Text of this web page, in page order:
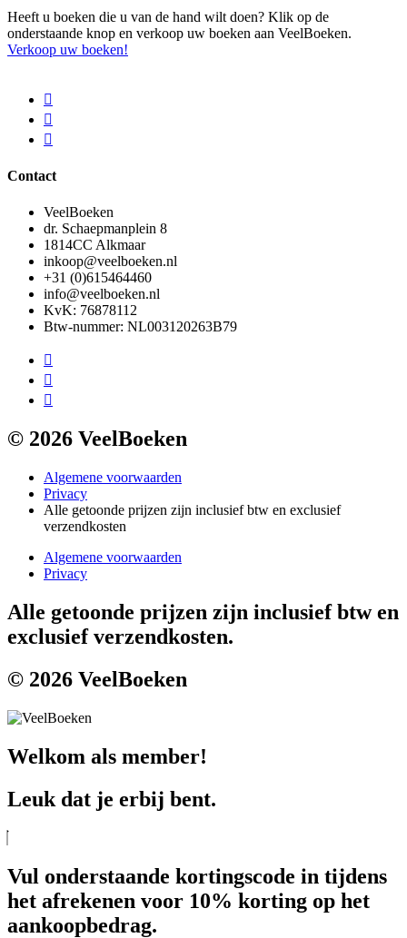
Heeft u boeken die u van de hand wilt doen? Klik op de
onderstaande knop en verkoop uw boeken aan VeelBoeken.
Verkoop uw boeken!
Contact
VeelBoeken
dr. Schaepmanplein 8
1814CC Alkmaar
inkoop@veelboeken.nl
+31 (0)615464460
info@veelboeken.nl
KvK: 76878112
Btw-nummer: NL003120263B79
© 2026 VeelBoeken
Algemene voorwaarden
Privacy
Alle getoonde prijzen zijn inclusief btw en exclusief
verzendkosten
Algemene voorwaarden
Privacy
Alle getoonde prijzen zijn inclusief btw en
exclusief verzendkosten.
© 2026 VeelBoeken
Welkom als member!
Leuk dat je erbij bent.
Vul onderstaande kortingscode in tijdens
het afrekenen voor 10% korting op het
aankoopbedrag.